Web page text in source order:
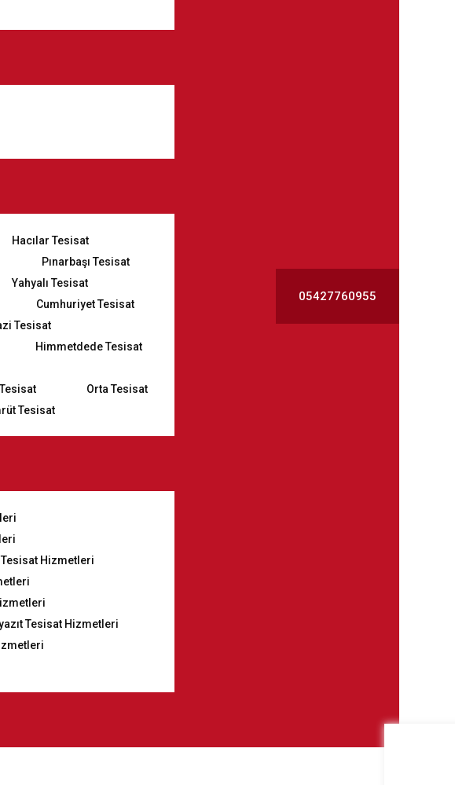
Hacılar Tesisat
Pınarbaşı Tesisat
Yahyalı Tesisat
Cumhuriyet Tesisat
Tesisat
Himmetdede Tesisat
Orta Tesisat
Tesisat
Hizmetleri
Tesisat Hizmetleri
05427760955